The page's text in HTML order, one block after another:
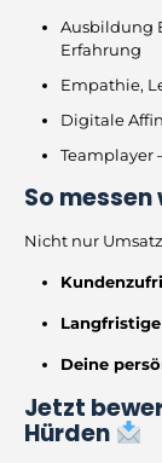
Ausbildung
Erfahrung
Empathie,
Digitale
Teamplayer
So messen
Nicht nur
Deine
Jetzt
Hürden